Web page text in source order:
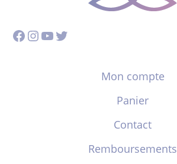
Facebook
Instagram
YouTube
Twitter
Mon compte
Panier
Contact
Remboursements